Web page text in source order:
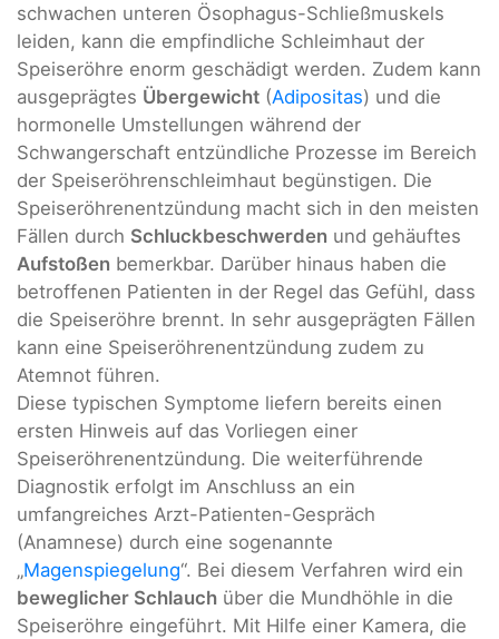
schwachen unteren Ösophagus-Schließmuskels
leiden, kann die empfindliche Schleimhaut der
Speiseröhre enorm geschädigt werden. Zudem kann
ausgeprägtes Übergewicht (Adipositas) und die
hormonelle Umstellungen während der
Schwangerschaft entzündliche Prozesse im Bereich
der Speiseröhrenschleimhaut begünstigen. Die
Speiseröhrenentzündung macht sich in den meisten
Fällen durch Schluckbeschwerden und gehäuftes
Aufstoßen bemerkbar. Darüber hinaus haben die
betroffenen Patienten in der Regel das Gefühl, dass
die Speiseröhre brennt. In sehr ausgeprägten Fällen
kann eine Speiseröhrenentzündung zudem zu
Atemnot führen.
Diese typischen Symptome liefern bereits einen
ersten Hinweis auf das Vorliegen einer
Speiseröhrenentzündung. Die weiterführende
Diagnostik erfolgt im Anschluss an ein
umfangreiches Arzt-Patienten-Gespräch
(Anamnese) durch eine sogenannte
„Magenspiegelung“. Bei diesem Verfahren wird ein
beweglicher Schlauch über die Mundhöhle in die
Speiseröhre eingeführt. Mit Hilfe einer Kamera, die